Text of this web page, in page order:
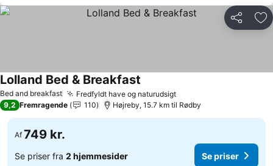
Del
Bed and breakfast Fredfyldt have og naturudsigt
Lolland Bed & Breakfast
9,2 Fremragende 110 Højreby, 15.7 km til Rødby
Af 749 kr.
Se priser fra 2 hjemmesider Se priser